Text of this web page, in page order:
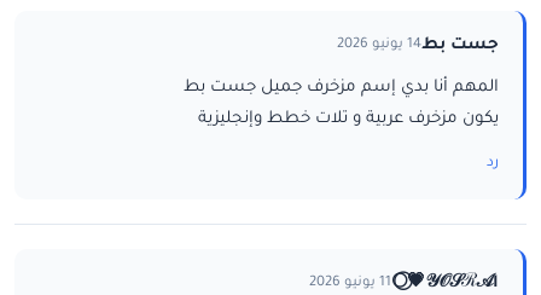
جست بط14 يونيو 2026
المهم أنا بدي إسم مزخرف جميل جست بط
يكون مزخرف عربية و تلات خطط وإنجليزية
رد
ا𝒴𝒪𝒮ℛ𝒜💗⃝🌕 11 يونيو 2026